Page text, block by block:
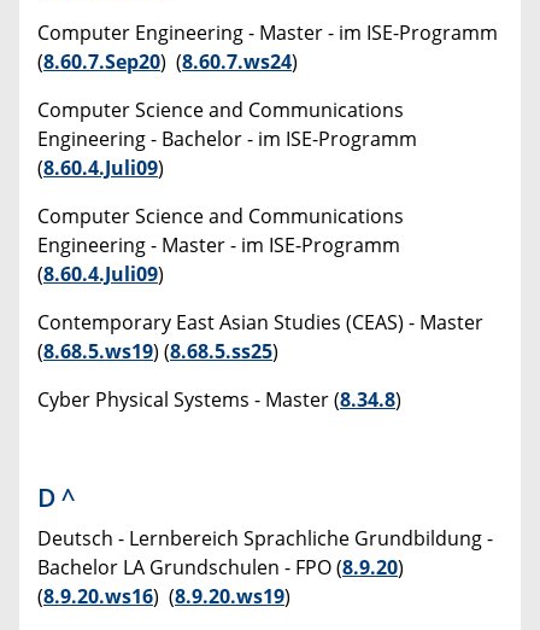
Computer Engineering - Master - im ISE-Programm
(8.60.7.Sep20) (8.60.7.ws24)
Computer Science and Communications
Engineering - Bachelor - im ISE-Programm
(8.60.4.Juli09)
Computer Science and Communications
Engineering - Master - im ISE-Programm
(8.60.4.Juli09)
Contemporary East Asian Studies (CEAS) - Master
(8.68.5.ws19) (8.68.5.ss25)
Cyber Physical Systems - Master (8.34.8)
D^
Deutsch - Lernbereich Sprachliche Grundbildung -
Bachelor LA Grundschulen - FPO (8.9.20)
(8.9.20.ws16) (8.9.20.ws19)